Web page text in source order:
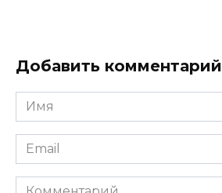
Добавить комментарий
Имя
*
Email
*
Комментарий